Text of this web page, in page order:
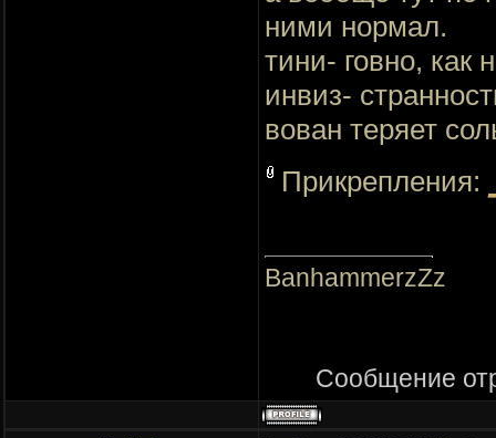
ними нормал.
тини- говно, как
инвиз-
вован теряет
Прикрепления:
BanhammerzZz
Сообщение